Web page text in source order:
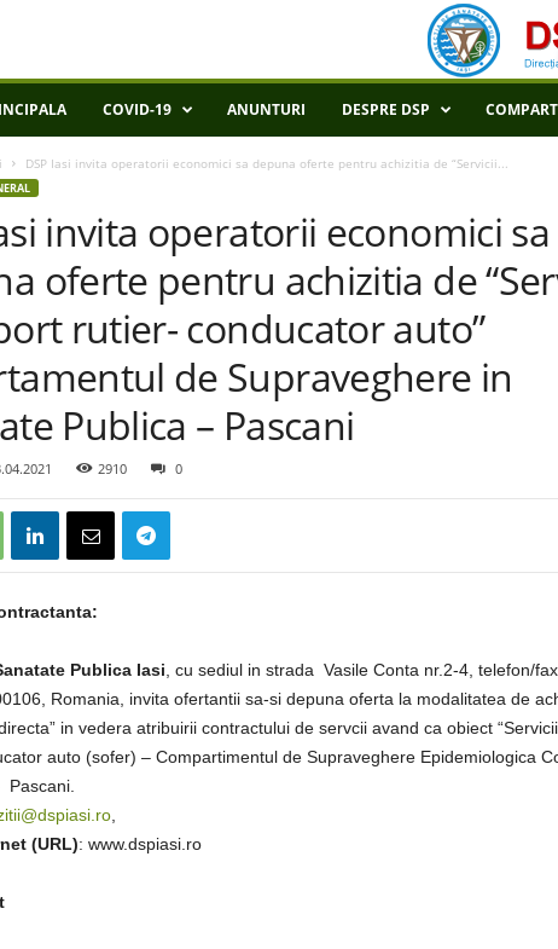
COVID-19 ANUNTURI DESPRE DSP
DSP Iasi invita operatorii economici sa depuna oferte pentru achizitia de “Servicii...
invita operatorii economici sa
oferte pentru achizitia de
rutier- conducator auto”
de Supraveghere in
Publica – Pascani
2910 0
Publica Iasi , cu sediul in strada Vasile Conta nr.2-4, telefon/
Romania, invita ofertantii sa-si depuna oferta la modalitatea de
in vedera atribuirii contractului de servcii avand ca obiect
auto (sofer) – Compartimentul de Supraveghere Epidemiologica
Pascani.
(URL): www.dspiasi.ro